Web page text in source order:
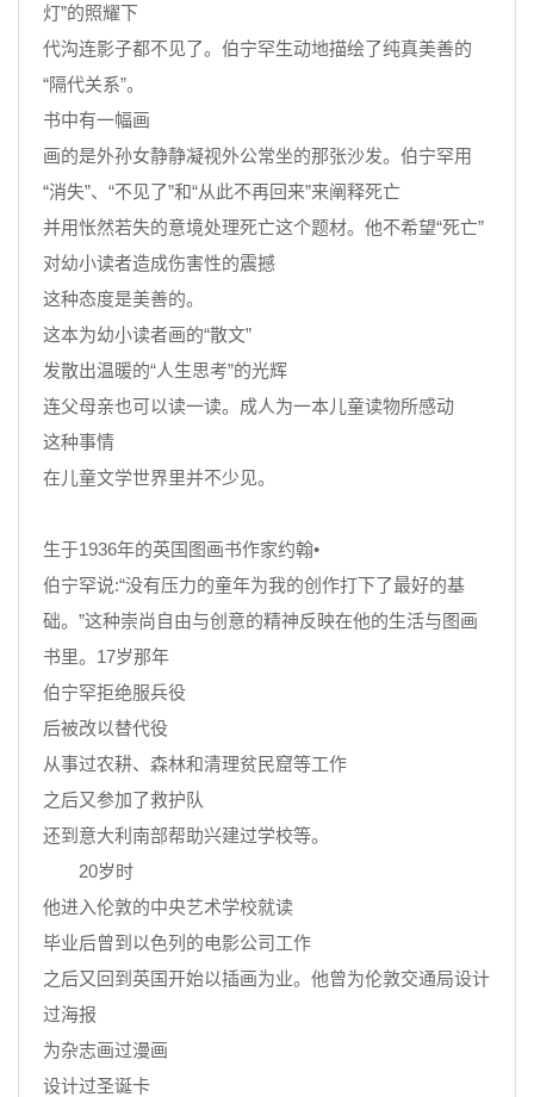
灯”的照耀下
代沟连影子都不见了。伯宁罕生动地描绘了纯真美善的
“隔代关系”。
书中有一幅画
画的是外孙女静静凝视外公常坐的那张沙发。伯宁罕用
“消失”、“不见了”和“从此不再回来”来阐释死亡
并用怅然若失的意境处理死亡这个题材。他不希望“死亡”
对幼小读者造成伤害性的震撼
这种态度是美善的。
这本为幼小读者画的“散文”
发散出温暖的“人生思考”的光辉
连父母亲也可以读一读。成人为一本儿童读物所感动
这种事情
在儿童文学世界里并不少见。
生于1936年的英国图画书作家约翰•
伯宁罕说:“没有压力的童年为我的创作打下了最好的基
础。”这种崇尚自由与创意的精神反映在他的生活与图画
书里。17岁那年
伯宁罕拒绝服兵役
后被改以替代役
从事过农耕、森林和清理贫民窟等工作
之后又参加了救护队
还到意大利南部帮助兴建过学校等。
20岁时
他进入伦敦的中央艺术学校就读
毕业后曾到以色列的电影公司工作
之后又回到英国开始以插画为业。他曾为伦敦交通局设计
过海报
为杂志画过漫画
设计过圣诞卡